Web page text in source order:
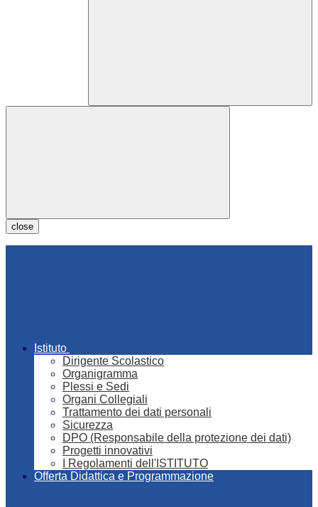
close
Istituto
Dirigente Scolastico
Organigramma
Plessi e Sedi
Organi Collegiali
Trattamento dei dati personali
Sicurezza
DPO (Responsabile della protezione dei dati)
Progetti innovativi
I Regolamenti dell'ISTITUTO
Offerta Didattica e Programmazione